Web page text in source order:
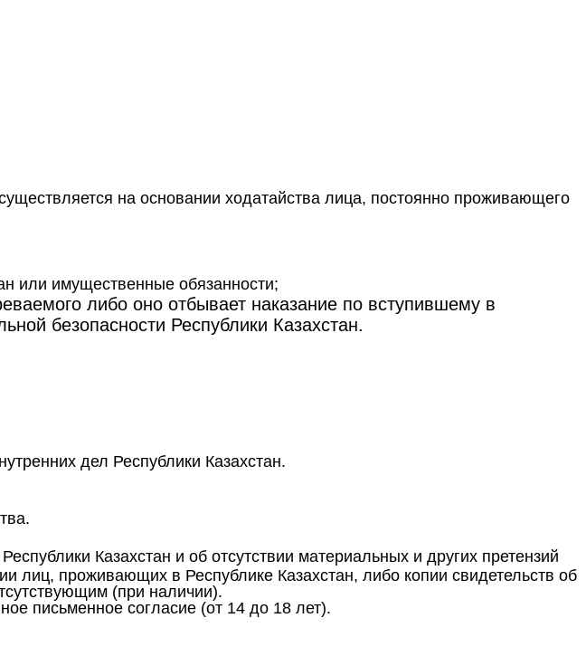
на основании ходатайства лица, постоянно проживающего
или имущественные обязанности;
либо оно отбывает наказание по вступившему в
безопасности Республики Казахстан.
дел Республики Казахстан.
Казахстан и об отсутствии материальных и других претензий
лиц, проживающих в Республике Казахстан, либо копии свидетельств об
(при наличии).
письменное согласие (от 14 до 18 лет).